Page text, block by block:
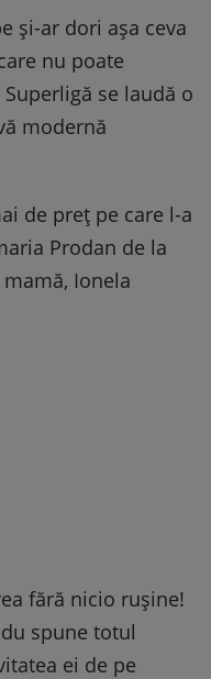
și-ar dori așa ceva
nu poate
se laudă o
modernă
de preț pe care l-a
Prodan de la
Ionela
fără nicio rușine!
spune totul
ei de pe